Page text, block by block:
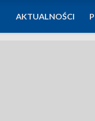
AKTUALNOŚCI